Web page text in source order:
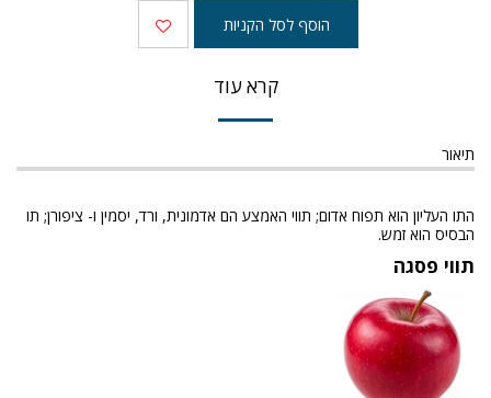
הוסף לסל הקניות
קרא עוד
תיאור
התו העליון הוא תפוח אדום; תווי האמצע הם אדמונית, ורד, יסמין ו- ציפורן; תו
הבסיס הוא זמש.
תווי פסגה